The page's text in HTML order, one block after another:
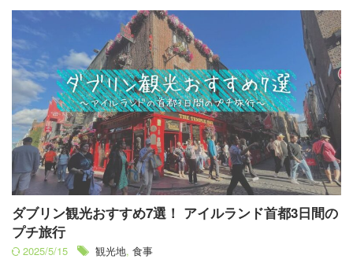
ダブリン観光おすすめ7選！ アイルランド首都3日間の
プチ旅行
2025/5/15 観光地, 食事